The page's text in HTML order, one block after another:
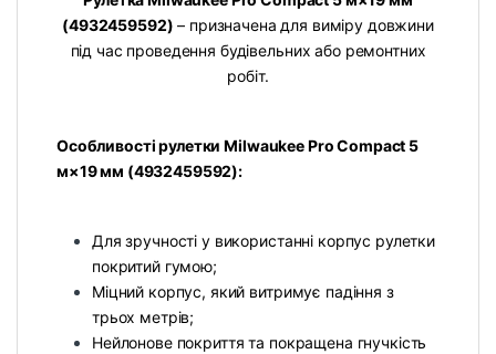
(4932459592) – призначена для виміру довжини
під час проведення будівельних або ремонтних
робіт.
Особливості рулетки Milwaukee Pro Compact 5
м×19 мм (4932459592):
Для зручності у використанні корпус рулетки
покритий гумою;
Міцний корпус, який витримує падіння з
трьох метрів;
Нейлонове покриття та покращена гнучкість